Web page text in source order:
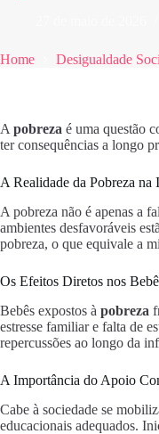
Home Desigualdade
A pobreza é uma questão
ter consequências a longo
A Realidade da Pobreza na
A pobreza não é apenas a
ambientes desfavoráveis
pobreza, o que equivale a
Os Efeitos Diretos nos
Bebês expostos à pobreza
estresse familiar e falta de
repercussões ao longo da
A Importância do Apoio
Cabe à sociedade se
educacionais adequados.